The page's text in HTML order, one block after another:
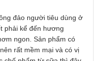
đảo người tiêu dùng ở
phải kể đến hương
ngon. Sản phẩm có
rất mềm mại và có vị